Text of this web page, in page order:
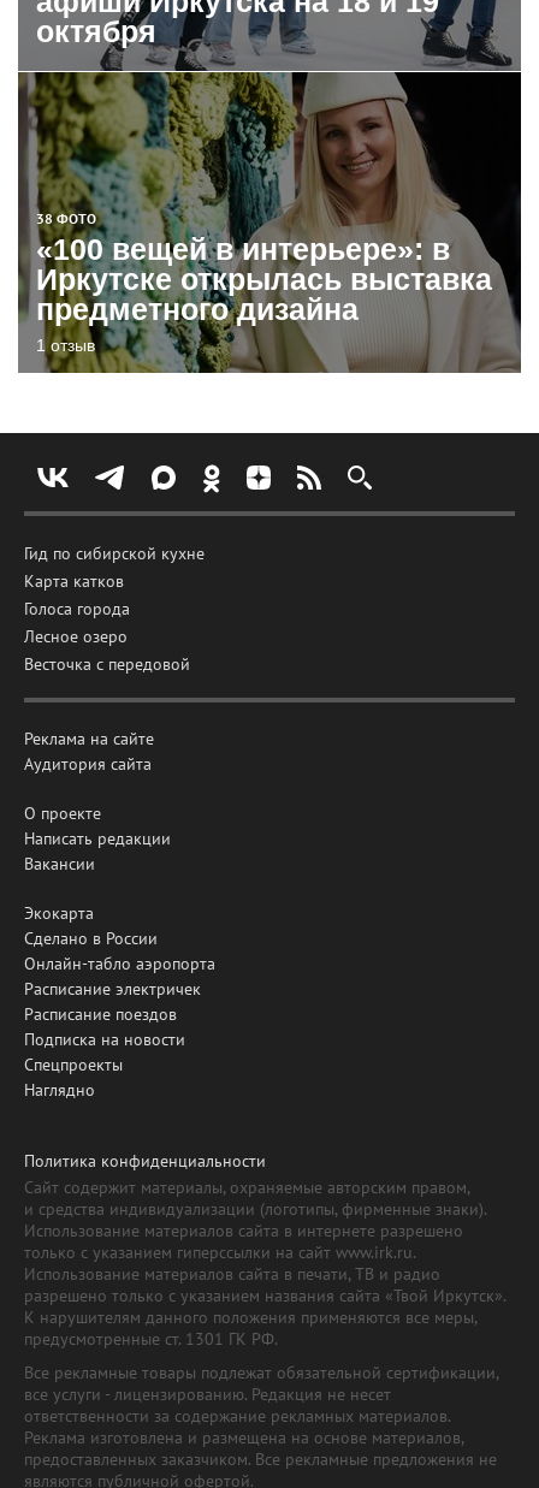
октября
38 ФОТО
«100 вещей в интерьере»: в
Иркутске открылась выставка
предметного дизайна
1 отзыв
Гид по сибирской кухне
Карта катков
Голоса города
Лесное озеро
Весточка с передовой
Реклама на сайте
Аудитория сайта
О проекте
Написать редакции
Вакансии
Экокарта
Сделано в России
Онлайн-табло аэропорта
Расписание электричек
Расписание поездов
Подписка на новости
Спецпроекты
Наглядно
Политика конфиденциальности
Сайт содержит материалы, охраняемые авторским правом,
и средства индивидуализации (логотипы, фирменные знаки).
Использование материалов сайта в интернете разрешено
только с указанием гиперссылки на сайт www.irk.ru.
Использование материалов сайта в печати, ТВ и радио
разрешено только с указанием названия сайта «Твой Иркутск».
К нарушителям данного положения применяются все меры,
предусмотренные ст. 1301 ГК РФ.
Все рекламные товары подлежат обязательной сертификации,
все услуги - лицензированию. Редакция не несет
ответственности за содержание рекламных материалов.
Реклама изготовлена и размещена на основе материалов,
предоставленных заказчиком. Все рекламные предложения не
являются публичной офертой.